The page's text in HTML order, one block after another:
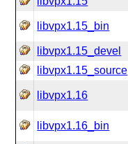
libvpx1.15_bin
libvpx1.15_devel
libvpx1.15_source
libvpx1.16
libvpx1.16_bin